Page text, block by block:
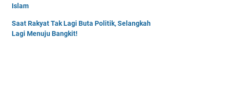
Islam
Saat Rakyat Tak Lagi Buta Politik, Selangkah
Lagi Menuju Bangkit!